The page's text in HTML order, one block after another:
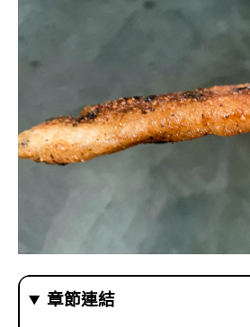
章節連結